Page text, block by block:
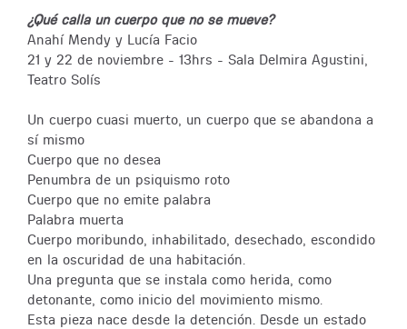
¿Qué calla un cuerpo que no se mueve?
Anahí Mendy y Lucía Facio
21 y 22 de noviembre - 13hrs - Sala Delmira Agustini,
Teatro Solís
Un cuerpo cuasi muerto, un cuerpo que se abandona a
sí mismo
Cuerpo que no desea
Penumbra de un psiquismo roto
Cuerpo que no emite palabra
Palabra muerta
Cuerpo moribundo, inhabilitado, desechado, escondido
en la oscuridad de una habitación.
Una pregunta que se instala como herida, como
detonante, como inicio del movimiento mismo.
Esta pieza nace desde la detención. Desde un estado